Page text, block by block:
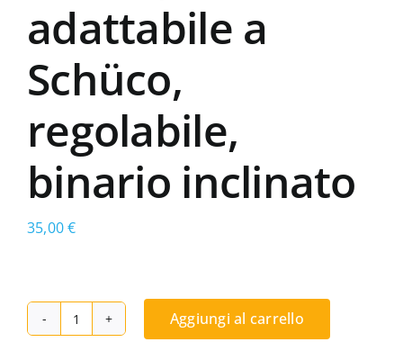
adattabile a
Schüco,
regolabile,
binario inclinato
35,00€
Carrello
Aggiungi al carrello